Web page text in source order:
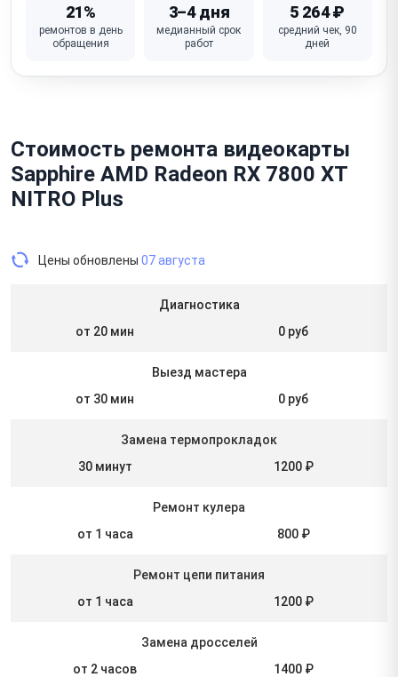
Повреждён / деформирован радиатор / кулер (от
падения)
(надлом платы)
21%
ремонтов в день
обращения
3–4 дня
медианный срок
работ
5 264 ₽
средний чек, 90
дней
Стоимость ремонта видеокарты
Sapphire AMD Radeon RX 7800 XT
NITRO Plus
Цены обновлены 07 августа
Диагностика
от 20 мин
0 руб
Выезд мастера
от 30 мин
0 руб
Замена термопрокладок
30 минут
1200 ₽
Ремонт кулера
от 1 часа
800 ₽
Ремонт цепи питания
от 1 часа
1200 ₽
Замена дросселей
от 2 часов
1400 ₽